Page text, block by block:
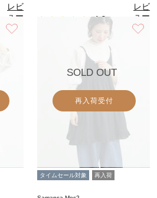
レビ
ュー
を見
る
4.9（7）
レビ
ュー
を見
る
SOLD OUT
再入荷受付
タイムセール対象 再入荷